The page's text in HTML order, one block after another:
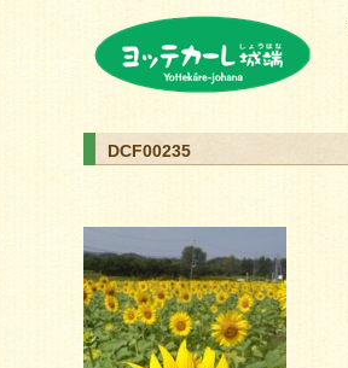
DCF00235